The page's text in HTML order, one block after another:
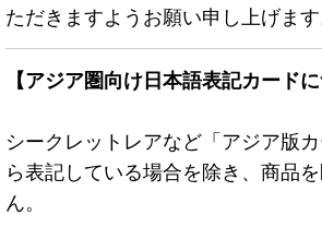
ただきますようお願い申し上げます
【アジア圏向け日本語表記カードに
シークレットレアなど「アジア版
ら表記している場合を除き、商品
ん。